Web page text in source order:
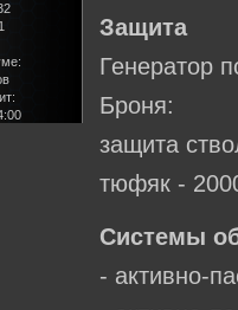
Защита
Генератор
Броня:
защита
тюфяк -
Системы
- активно-